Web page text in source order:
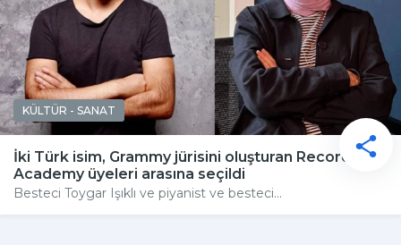
KÜLTÜR - SANAT
İki Türk isim, Grammy jürisini oluşturan Recording
Academy üyeleri arasına seçildi
Besteci Toygar Işıklı ve piyanist ve besteci...